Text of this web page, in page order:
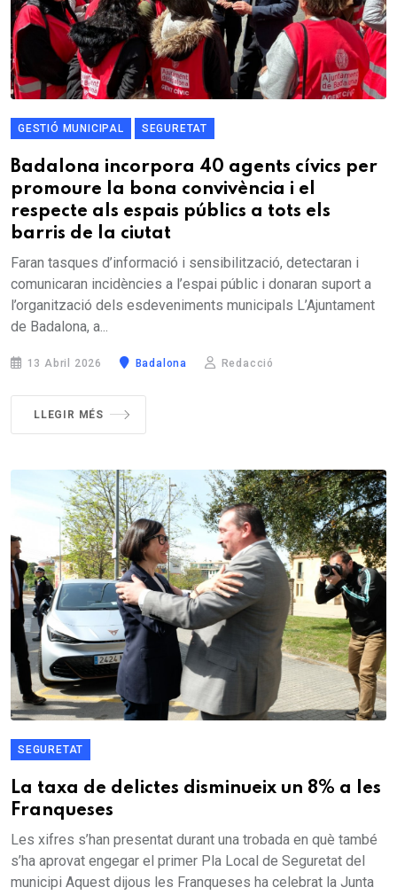
GESTIÓ MUNICIPAL SEGURETAT
Badalona incorpora 40 agents cívics per
promoure la bona convivència i el
respecte als espais públics a tots els
barris de la ciutat
Faran tasques d’informació i sensibilització, detectaran i
comunicaran incidències a l’espai públic i donaran suport a
l’organització dels esdeveniments municipals L’Ajuntament
de Badalona, a...
13 Abril 2026 Badalona Redacció
LLEGIR MÉS
SEGURETAT
La taxa de delictes disminueix un 8% a les
Franqueses
Les xifres s’han presentat durant una trobada en què també
s’ha aprovat engegar el primer Pla Local de Seguretat del
municipi Aquest dijous les Franqueses ha celebrat la Junta